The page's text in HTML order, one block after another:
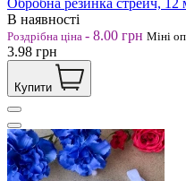
В наявності
Роздрібна ціна - 8.00 грн Міні
3.98 грн
Купити